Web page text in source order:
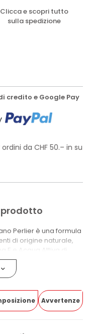
Clicca e scopri tutto
sulla spedizione
credito e Google Pay
da CHF 50.– in su!
prodotto
Perlier è una formula
di origine naturale,
E e Acqua Attiva di
Lascia la pelle più
texture ricca che si
ungere.
sulla pelle durante il
modo progressivo. La
Avvertenze